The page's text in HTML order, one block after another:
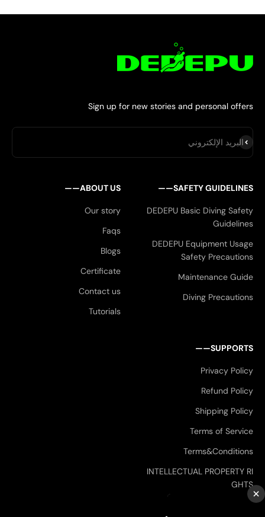
Sign up for new stories and personal offers
البريد الإلكتروني
اشتراك
SAFETY GUIDELINES——
DEDEPU Basic Diving Safety
Guidelines
DEDEPU Equipment Usage
Safety Precautions
Maintenance Guide
Diving Precautions
ABOUT US——
Our story
Faqs
Blogs
Certificate
Contact us
Tutorials
SUPPORTS——
Privacy Policy
Refund Policy
Shipping Policy
Terms of Service
Terms&Conditions
INTELLECTUAL PROPERTY RI
GHTS×